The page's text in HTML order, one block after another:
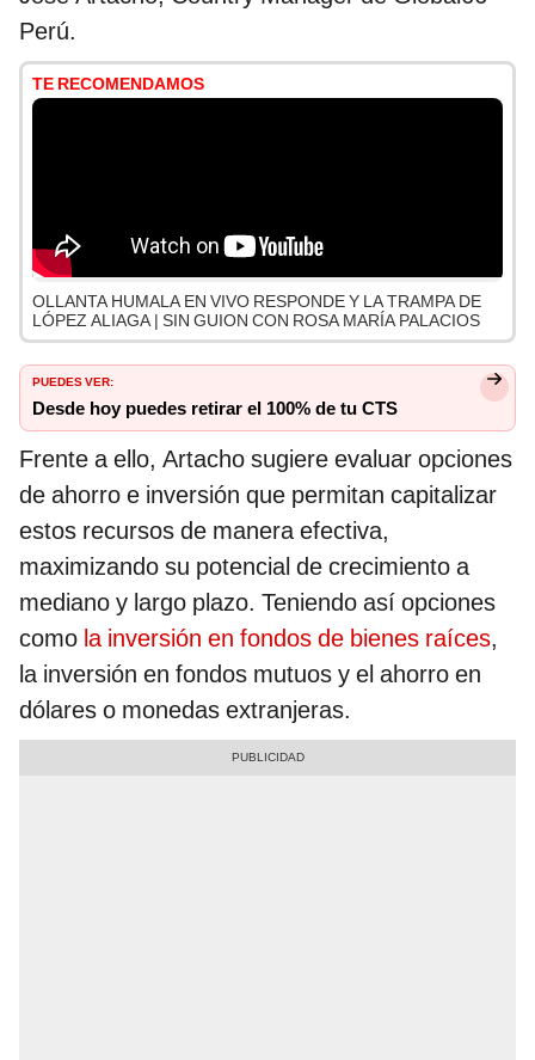
Perú.
TE RECOMENDAMOS
OLLANTA HUMALA EN VIVO RESPONDE Y LA TRAMPA DE
LÓPEZ ALIAGA | SIN GUION CON ROSA MARÍA PALACIOS
PUEDES VER:
Desde hoy puedes retirar el 100% de tu CTS
Frente a ello, Artacho sugiere evaluar opciones
de ahorro e inversión que permitan capitalizar
estos recursos de manera efectiva,
maximizando su potencial de crecimiento a
mediano y largo plazo. Teniendo así opciones
como la inversión en fondos de bienes raíces,
la inversión en fondos mutuos y el ahorro en
dólares o monedas extranjeras.